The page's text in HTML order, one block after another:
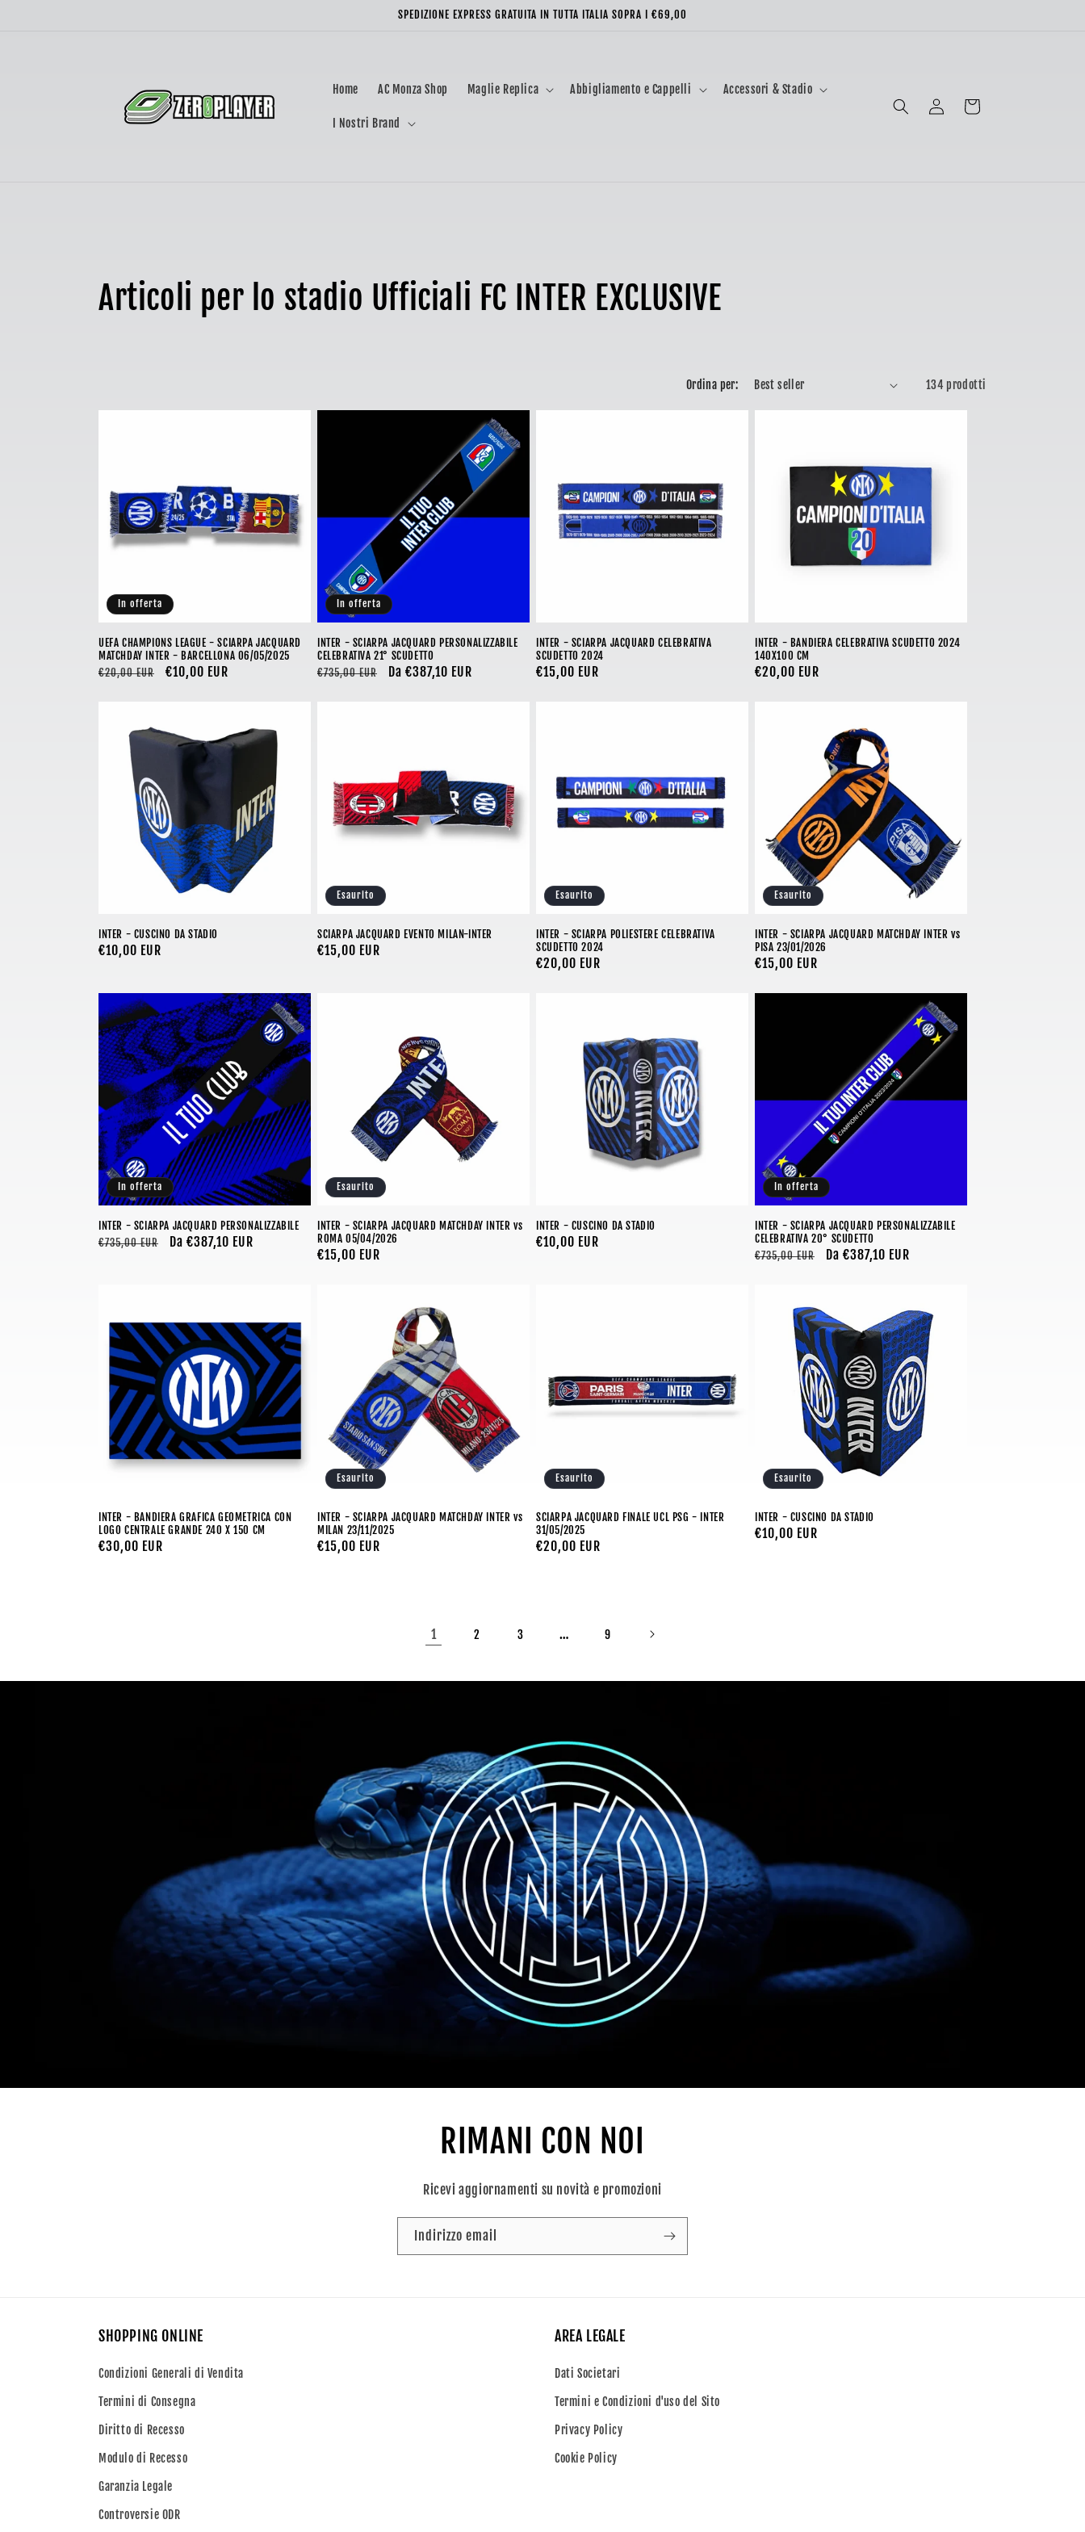
SPEDIZIONE EXPRESS GRATUITA IN TUTTA ITALIA SOPRA I €69,00
Home AC Monza Shop Maglie Replica Abbigliamento e Cappelli Accessori & Stadio
I Nostri Brand
Accedi Carrello
C
l
o
n
e
Articoli per lo stadio Ufficiali FC INTER EXCLUSIVE
Ordina per: 134 prodotti
In offerta
UEFA CHAMPIONS LEAGUE - SCIARPA JACQUARD
MATCHDAY INTER - BARCELLONA 06/05/2025
Prezzo
€20,00 EUR
Prezzo
€10,00 EUR
In offerta
INTER - SCIARPA JACQUARD PERSONALIZZABILE
CELEBRATIVA 21° SCUDETTO
Prezzo
€735,00 EUR
Prezzo
Da €387,10 EUR
INTER - SCIARPA JACQUARD CELEBRATIVA
SCUDETTO 2024
Prezzo
€15,00 EUR
INTER - BANDIERA CELEBRATIVA SCUDETTO 2024
140X100 CM
Prezzo
€20,00 EUR
INTER - CUSCINO DA STADIO
Prezzo
listino
€10,00 EUR
Esaurito
SCIARPA JACQUARD EVENTO MILAN-INTER
Prezzo
€15,00 EUR
Esaurito
INTER - SCIARPA POLIESTERE CELEBRATIVA
SCUDETTO 2024
Prezzo
€20,00 EUR
Esaurito
INTER - SCIARPA JACQUARD MATCHDAY INTER vs
PISA 23/01/2026
Prezzo
€15,00 EUR
In offerta
INTER - SCIARPA JACQUARD PERSONALIZZABILE
Prezzo
€735,00 EUR
Prezzo
Da €387,10 EUR
Esaurito
INTER - SCIARPA JACQUARD MATCHDAY INTER vs
ROMA 05/04/2026
Prezzo
€15,00 EUR
INTER - CUSCINO DA STADIO
Prezzo
€10,00 EUR
In offerta
INTER - SCIARPA JACQUARD PERSONALIZZABILE
CELEBRATIVA 20° SCUDETTO
Prezzo
€735,00 EUR
Prezzo
Da €387,10 EUR
INTER - BANDIERA GRAFICA GEOMETRICA CON
LOGO CENTRALE GRANDE 240 X 150 CM
Prezzo
€30,00 EUR
Esaurito
INTER - SCIARPA JACQUARD MATCHDAY INTER vs
MILAN 23/11/2025
Prezzo
€15,00 EUR
Esaurito
SCIARPA JACQUARD FINALE UCL PSG - INTER
31/05/2025
Prezzo
€20,00 EUR
Esaurito
INTER - CUSCINO DA STADIO
Prezzo
€10,00 EUR
1 2 3 … 9
RIMANI CON NOI
Ricevi aggiornamenti su novità e promozioni
Indirizzo email
SHOPPING ONLINE
Condizioni Generali di Vendita
Termini di Consegna
Diritto di Recesso
Modulo di Recesso
Garanzia Legale
Controversie ODR
AREA LEGALE
Dati Societari
Termini e Condizioni d'uso del Sito
Privacy Policy
Cookie Policy